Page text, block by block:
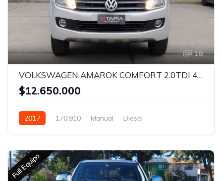
18
VOLKSWAGEN AMAROK COMFORT 2.0TDI 4X2 MT - 2017
$12.650.000
2017 170.910 Manual Diesel
Full Equipo